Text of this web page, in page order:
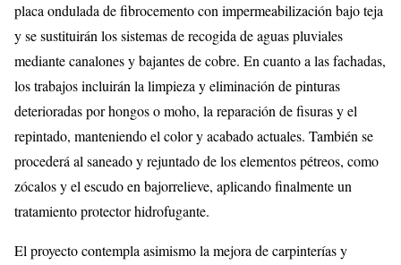
placa ondulada de fibrocemento con impermeabilización bajo teja
y se sustituirán los sistemas de recogida de aguas pluviales
mediante canalones y bajantes de cobre. En cuanto a las fachadas,
los trabajos incluirán la limpieza y eliminación de pinturas
deterioradas por hongos o moho, la reparación de fisuras y el
repintado, manteniendo el color y acabado actuales. También se
procederá al saneado y rejuntado de los elementos pétreos, como
zócalos y el escudo en bajorrelieve, aplicando finalmente un
tratamiento protector hidrofugante.
El proyecto contempla asimismo la mejora de carpinterías y